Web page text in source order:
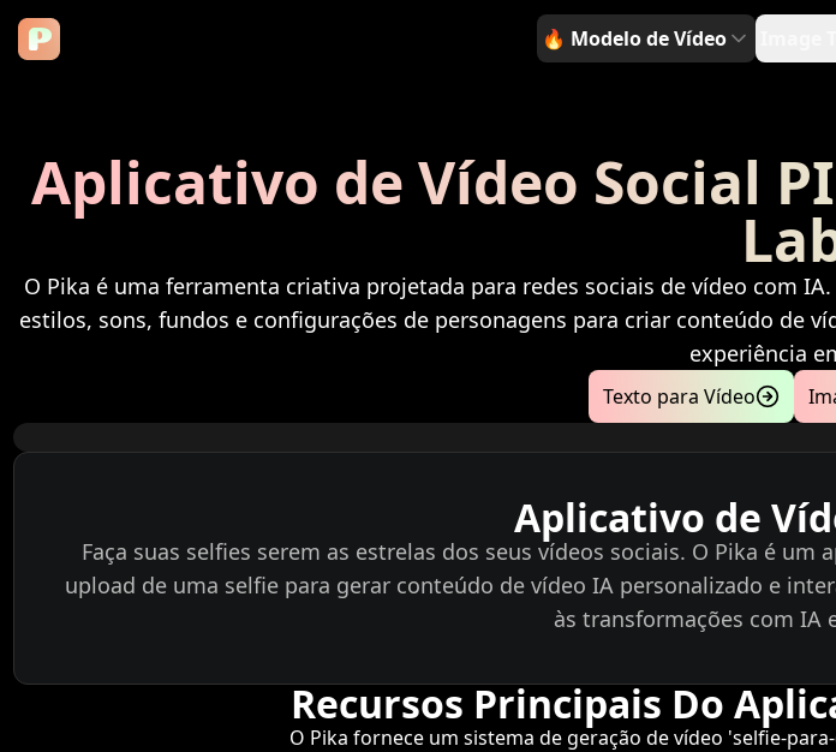
🔥 Modelo de Vídeo
Aplicativo de Vídeo Social
O Pika é uma ferramenta criativa projetada para redes sociais de vídeo com
estilos, sons, fundos e configurações de personagens para criar conteúdo de
experiência
Texto para Vídeo
Aplicativo de
Faça suas selfies serem as estrelas dos seus vídeos sociais. O Pika é
upload de uma selfie para gerar conteúdo de vídeo IA personalizado e
às transformações com IA
Recursos Principais Do
O Pika fornece um sistema de geração de vídeo 'selfie-